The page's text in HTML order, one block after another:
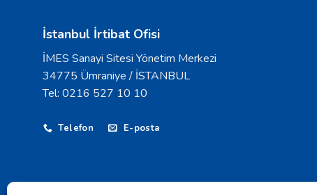
İstanbul İrtibat Ofisi
İMES Sanayi Sitesi Yönetim Merkezi
34775 Ümraniye / İSTANBUL
Tel: 0216 527 10 10
Telefon E-posta